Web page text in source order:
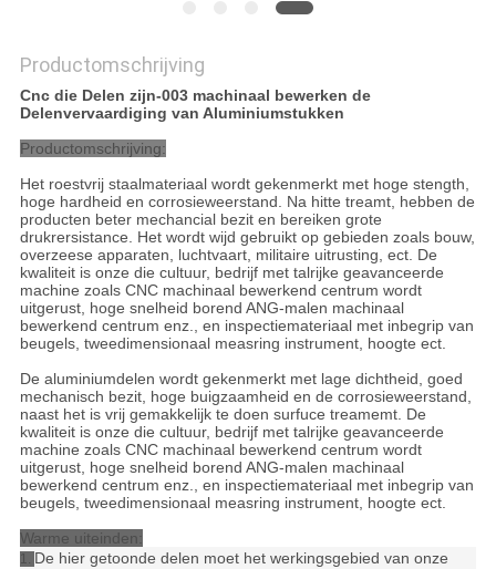
Productomschrijving
Cnc die Delen zijn-003 machinaal bewerken de
Delenvervaardiging van Aluminiumstukken
Productomschrijving:
Het roestvrij staalmateriaal wordt gekenmerkt met hoge stength,
hoge hardheid en corrosieweerstand. Na hitte treamt, hebben de
producten beter mechancial bezit en bereiken grote
drukrersistance. Het wordt wijd gebruikt op gebieden zoals bouw,
overzeese apparaten, luchtvaart, militaire uitrusting, ect. De
kwaliteit is onze die cultuur, bedrijf met talrijke geavanceerde
machine zoals CNC machinaal bewerkend centrum wordt
uitgerust, hoge snelheid borend ANG-malen machinaal
bewerkend centrum enz., en inspectiemateriaal met inbegrip van
beugels, tweedimensionaal measring instrument, hoogte ect.
De aluminiumdelen wordt gekenmerkt met lage dichtheid, goed
mechanisch bezit, hoge buigzaamheid en de corrosieweerstand,
naast het is vrij gemakkelijk te doen surfuce treamemt. De
kwaliteit is onze die cultuur, bedrijf met talrijke geavanceerde
machine zoals CNC machinaal bewerkend centrum wordt
uitgerust, hoge snelheid borend ANG-malen machinaal
bewerkend centrum enz., en inspectiemateriaal met inbegrip van
beugels, tweedimensionaal measring instrument, hoogte ect.
Warme uiteinden:
1. De hier getoonde delen moet het werkingsgebied van onze